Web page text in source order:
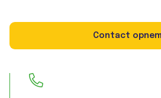
Contact